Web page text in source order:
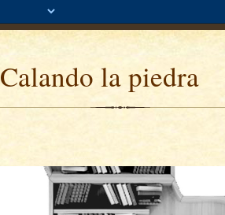
Calando la piedra